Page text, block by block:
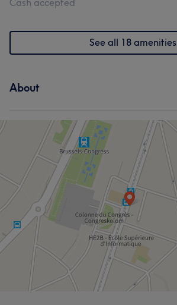
Cash accepted
See all 18 amenities
About